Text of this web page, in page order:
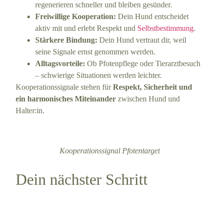
regenerieren schneller und bleiben gesünder.
Freiwillige Kooperation: Dein Hund entscheidet
aktiv mit und erlebt Respekt und Selbstbestimmung.
Stärkere Bindung: Dein Hund vertraut dir, weil
seine Signale ernst genommen werden.
Alltagsvorteile: Ob Pfotenpflege oder Tierarztbesuch
– schwierige Situationen werden leichter.
Kooperationssignale stehen fürRespekt, Sicherheit und
ein harmonisches Miteinander zwischen Hund und
Halter:in.
Kooperationssignal Pfotentarget
Dein nächster Schritt